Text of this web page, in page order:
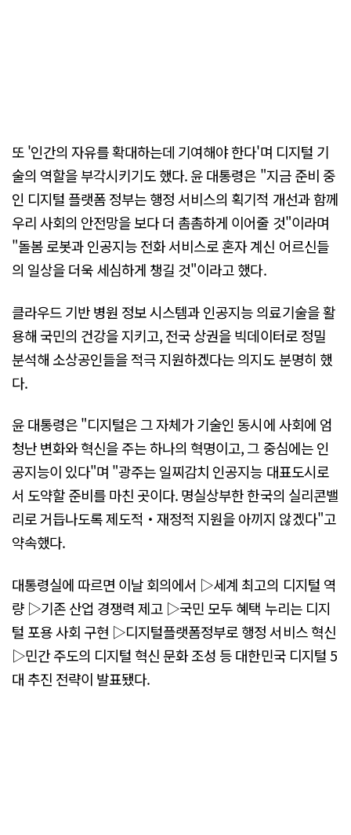
또 '인간의 자유를 확대하는데 기여해야 한다'며 디지털 기
술의 역할을 부각시키기도 했다. 윤 대통령은 "지금 준비 중
인 디지털 플랫폼 정부는 행정 서비스의 획기적 개선과 함께
우리 사회의 안전망을 보다 더 촘촘하게 이어줄 것"이라며
"돌봄 로봇과 인공지능 전화 서비스로 혼자 계신 어르신들
의 일상을 더욱 세심하게 챙길 것"이라고 했다.
클라우드 기반 병원 정보 시스템과 인공지능 의료기술을 활
용해 국민의 건강을 지키고, 전국 상권을 빅데이터로 정밀
분석해 소상공인들을 적극 지원하겠다는 의지도 분명히 했
다.
윤 대통령은 "디지털은 그 자체가 기술인 동시에 사회에 엄
청난 변화와 혁신을 주는 하나의 혁명이고, 그 중심에는 인
공지능이 있다"며 "광주는 일찌감치 인공지능 대표도시로
서 도약할 준비를 마친 곳이다. 명실상부한 한국의 실리콘밸
리로 거듭나도록 제도적‧재정적 지원을 아끼지 않겠다"고
약속했다.
대통령실에 따르면 이날 회의에서 ▷세계 최고의 디지털 역
량 ▷기존 산업 경쟁력 제고 ▷국민 모두 혜택 누리는 디지
털 포용 사회 구현 ▷디지털플랫폼정부로 행정 서비스 혁신
▷민간 주도의 디지털 혁신 문화 조성 등 대한민국 디지털 5
대 추진 전략이 발표됐다.